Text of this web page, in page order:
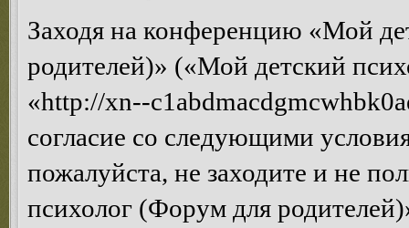
Заходя на конференцию «Мой
родителей)» («Мой детский
«http://xn--
согласие со следующими
пожалуйста, не заходите и не
психолог (Форум для